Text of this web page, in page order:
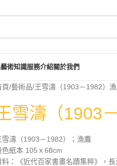
藝術知識服務介紹關於我們
頁 藝術品 王雪濤（1903－1982）
雪濤（1903
雪濤（1903－1982）；漁鷹
色紙本 105ｘ68cm
料：《近代百家書畫名蹟集粹》，